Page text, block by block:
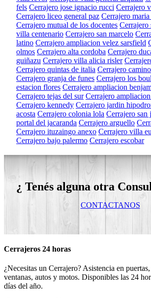
fels Cerrajero jose ignacio rucci Cerrajero
Cerrajero liceo general paz Cerrajero maria
Cerrajero mutual de los docentes Cerrajero
villa centenario Cerrajero san marcelo
latino Cerrajero ampliacion velez sarsfield
olmos Cerrajero alta cordoba Cerrajero
guiñazu Cerrajero villa alicia risler
Cerrajero quintas de italia Cerrajero
Cerrajero granja de funes Cerrajero los
estacion flores Cerrajero ampliacion
Cerrajero tejas del sur Cerrajero
Cerrajero kennedy Cerrajero jardin
acosta Cerrajero colonia lola Cerrajero san
portal del jacaranda Cerrajero arguello
Cerrajero ituzaingo anexo Cerrajero villa
Cerrajero bajo palermo Cerrajero escobar
¿ Tenés alguna otra
CONTACTANOS
Cerrajeros 24 horas
¿Necesitas un Cerrajero? Asistencia en
ventanas, autos y motos. Disponibles las 24
días del año.